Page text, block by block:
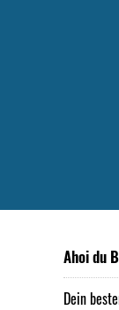
Ahoi du
Dein